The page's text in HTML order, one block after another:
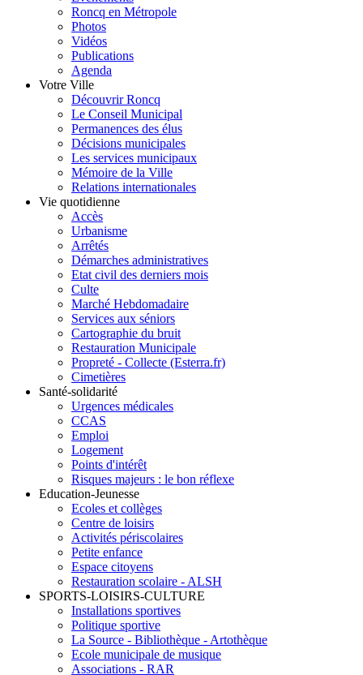
Roncq en Métropole
Photos
Vidéos
Publications
Agenda
Votre Ville
Découvrir Roncq
Le Conseil Municipal
Permanences des élus
Décisions municipales
Les services municipaux
Mémoire de la Ville
Relations internationales
Vie quotidienne
Accès
Urbanisme
Arrêtés
Démarches administratives
Etat civil des derniers mois
Culte
Marché Hebdomadaire
Services aux séniors
Cartographie du bruit
Restauration Municipale
Propreté - Collecte (Esterra.fr)
Cimetières
Santé-solidarité
Urgences médicales
CCAS
Emploi
Logement
Points d'intérêt
Risques majeurs : le bon réflexe
Education-Jeunesse
Ecoles et collèges
Centre de loisirs
Activités périscolaires
Petite enfance
Espace citoyens
Restauration scolaire - ALSH
SPORTS-LOISIRS-CULTURE
Installations sportives
Politique sportive
La Source - Bibliothèque - Artothèque
Ecole municipale de musique
Associations - RAR